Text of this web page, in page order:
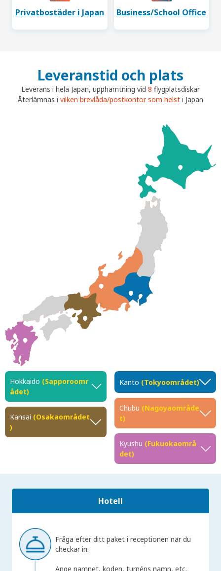
Privatbostäder i Japan Business/School Office
Leveranstid och plats
Leverans i hela Japan, upphämtning vid 8 flygplatsdiskar
Återlämnas i vilken brevlåda/postkontor som helst i Japan
Hokkaido (Sapporoomr
ådet)
Kansai (Osakaområdet
)
Kanto (Tokyoområdet)
Chubu (Nagoyaområde
t)
Kyushu (Fukuokaområ
det)
Hotell
Fråga efter ditt paket i receptionen när du
checkar in.
Ange namnet, koden, turnéns namn, etc.